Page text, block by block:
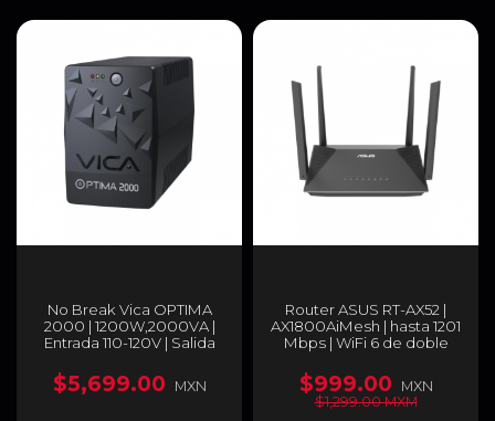
No Break Vica OPTIMA
2000 | 1200W,2000VA |
Entrada 110-120V | Salida
OPTIMA2000
$5,699.00 MXN
Router ASUS RT-AX52 |
AX1800AiMesh | hasta 1201
Mbps | WiFi 6 de doble
incorporada | 2.4/5GHz |
RT-AX52
$999.00
MXN
$1,299.00 MXM